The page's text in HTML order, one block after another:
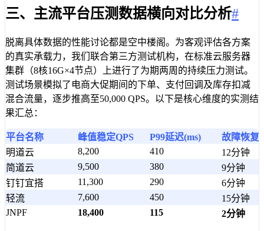
三、主流平台压测数据横向对比分析#
脱离具体数据的性能讨论都是空中楼阁。为客观评估各方案
的真实承载力，我们联合第三方测试机构，在标准云服务器
集群（8核16G×4节点）上进行了为期两周的持续压力测试。
测试场景模拟了电商大促期间的下单、支付回调及库存扣减
混合流量，逐步推高至50,000 QPS。以下是核心维度的实测结
果汇总：
平台名称 峰值稳定QPS P99延迟(ms)
故障恢复
明道云
8,200 410
12分钟
简道云
9,500 380
9分钟
钉钉宜搭
11,300 290
6分钟
轻流
7,600 450
15分钟
JNPF
18,400 115 2分钟